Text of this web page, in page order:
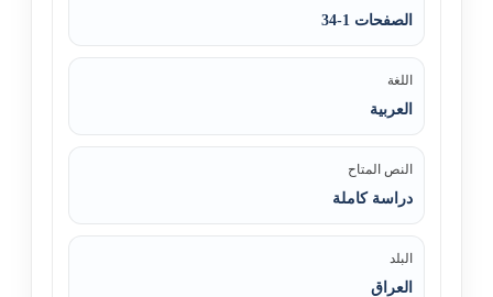
الصفحات 1-34
اللغة
العربية
النص المتاح
دراسة كاملة
البلد
العراق